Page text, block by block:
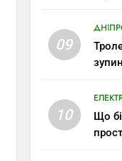
09
10
Що